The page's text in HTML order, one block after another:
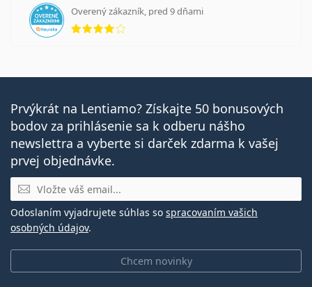
Overený zákazník, pred 9 dňami
hodnotenie 4 z 5
Prvýkrát na Lentiamo? Získajte 50 bonusových
bodov za prihlásenie sa k odberu nášho
newslettra a vyberte si darček zdarma k vašej
prvej objednávke.
E-mail
Chcem novinky
Odoslaním vyjadrujete súhlas so spracovaním vašich
osobných údajov.